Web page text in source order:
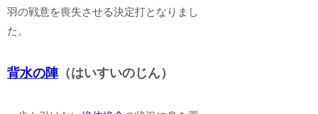
羽の戦意を喪失させる決定打となりまし
た。
背水の陣（はいすいのじん）